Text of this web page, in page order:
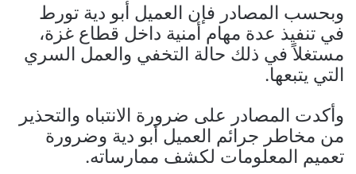
وبحسب المصادر فإن العميل أبو دية تورط
في تنفيذ عدة مهام أمنية داخل قطاع غزة،
مستغلاً في ذلك حالة التخفي والعمل السري
التي يتبعها.
وأكدت المصادر على ضرورة الانتباه والتحذير
من مخاطر جرائم العميل أبو دية وضرورة
تعميم المعلومات لكشف ممارساته.